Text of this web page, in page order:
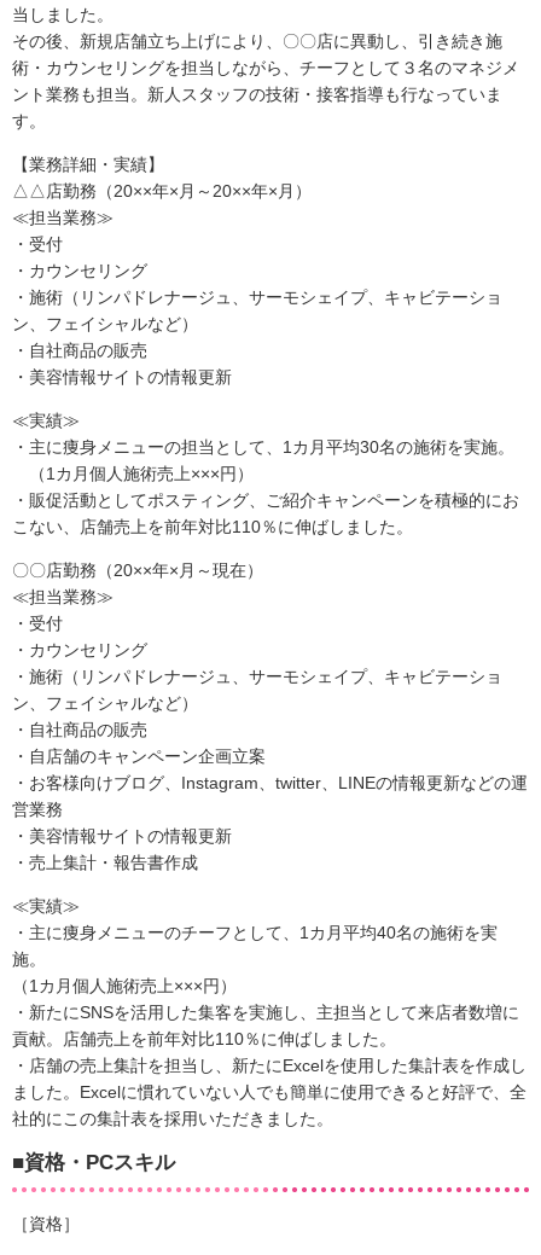
当しました。
その後、新規店舗立ち上げにより、〇〇店に異動し、引き続き施
術・カウンセリングを担当しながら、チーフとして３名のマネジメ
ント業務も担当。新人スタッフの技術・接客指導も行なっていま
す。
【業務詳細・実績】
△△店勤務（20××年×月～20××年×月）
≪担当業務≫
・受付
・カウンセリング
・施術（リンパドレナージュ、サーモシェイプ、キャビテーショ
ン、フェイシャルなど）
・自社商品の販売
・美容情報サイトの情報更新
≪実績≫
・主に痩身メニューの担当として、1カ月平均30名の施術を実施。
（1カ月個人施術売上×××円）
・販促活動としてポスティング、ご紹介キャンペーンを積極的にお
こない、店舗売上を前年対比110％に伸ばしました。
〇〇店勤務（20××年×月～現在）
≪担当業務≫
・受付
・カウンセリング
・施術（リンパドレナージュ、サーモシェイプ、キャビテーショ
ン、フェイシャルなど）
・自社商品の販売
・自店舗のキャンペーン企画立案
・お客様向けブログ、Instagram、twitter、LINEの情報更新などの運
営業務
・美容情報サイトの情報更新
・売上集計・報告書作成
≪実績≫
・主に痩身メニューのチーフとして、1カ月平均40名の施術を実
施。
（1カ月個人施術売上×××円）
・新たにSNSを活用した集客を実施し、主担当として来店者数増に
貢献。店舗売上を前年対比110％に伸ばしました。
・店舗の売上集計を担当し、新たにExcelを使用した集計表を作成し
ました。Excelに慣れていない人でも簡単に使用できると好評で、全
社的にこの集計表を採用いただきました。
■資格・PCスキル
［資格］